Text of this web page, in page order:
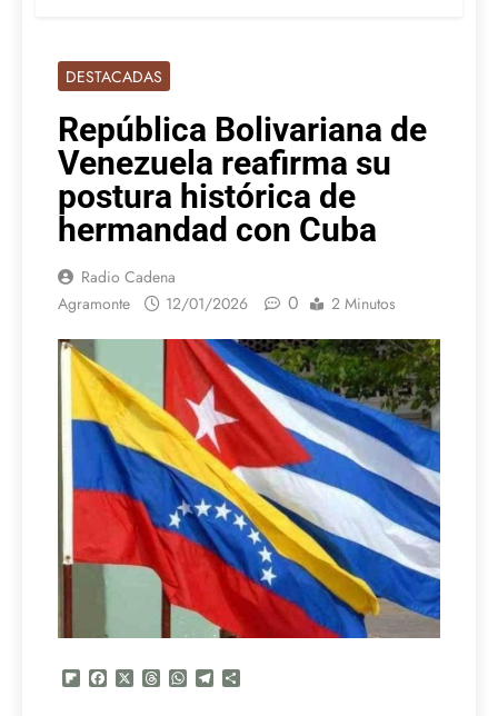
DESTACADAS
República Bolivariana de
Venezuela reafirma su
postura histórica de
hermandad con Cuba
Radio Cadena
Agramonte
12/01/2026 0 2 Minutos
Flipboard
Facebook
X Threads
WhatsApp
Telegram